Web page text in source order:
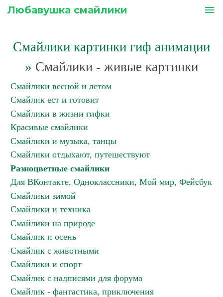
Любавушка смайлики menu
Смайлики картинки гиф анимации
» Смайлики - живые картинки
Смайлики весной и летом
Смайлик ест и готовит
Смайлики в жизни гифки
Красивые смайлики
Смайлики и музыка, танцы
Смайлики отдыхают, путешествуют
Разноцветные смайлики
Для ВКонтакте, Одноклассники, Мой мир, Фейсбук
Смайлики зимой
Смайлики и техника
Смайлики на природе
Смайлик и осень
Смайлик с животными
Смайлики и спорт
Смайлик с надписями для форума
Смайлик - фантастика, приключения